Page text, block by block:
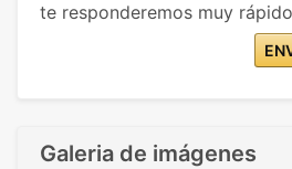
te responderemos muy rápido
Galeria de imágenes